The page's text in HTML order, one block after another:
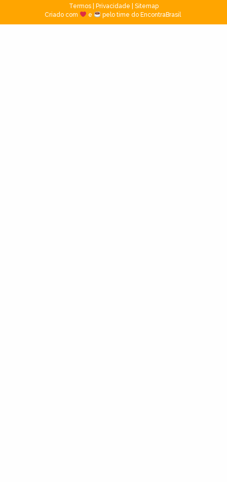
Termos| Privacidade
Sitemap
Criado com
e pelo time do EncontraBrasil